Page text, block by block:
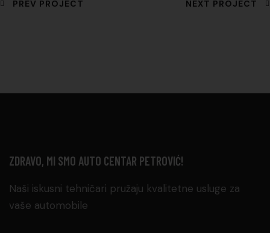
PREV PROJECT NEXT PROJECT
ZDRAVO, MI SMO AUTO CENTAR PETROVIĆ!
Naši iskusni tehničari pružaju kvalitetne usluge za
vaše automobile